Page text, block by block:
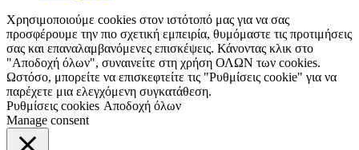
Χρησιμοποιούμε cookies στον ιστότοπό μας για να σας
προσφέρουμε την πιο σχετική εμπειρία, θυμόμαστε τις προτιμήσεις
σας και επαναλαμβανόμενες επισκέψεις. Κάνοντας κλικ στο
"Αποδοχή όλων", συναινείτε στη χρήση ΟΛΩΝ των cookies.
Ωστόσο, μπορείτε να επισκεφτείτε τις "Ρυθμίσεις cookie" για να
παρέχετε μια ελεγχόμενη συγκατάθεση.
Ρυθμίσεις cookies Αποδοχή όλων
Manage consent